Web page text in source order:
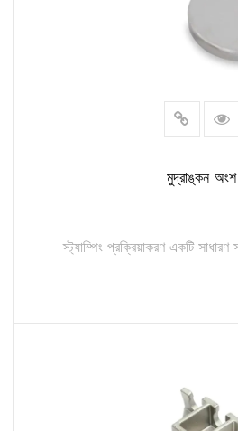
মুদ্রাঙ্কন অংশ
স্ট্যাম্পিং প্রক্রিয়াকরণ একটি